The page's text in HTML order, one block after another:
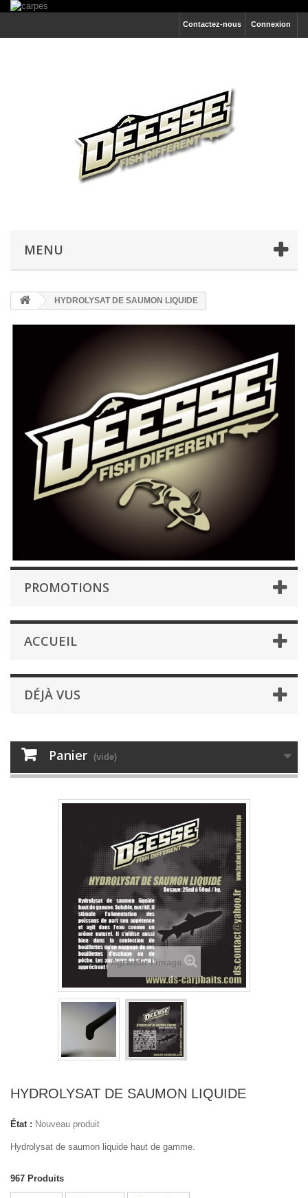
Connexion
Contactez-nous
MENU
HYDROLYSAT DE SAUMON LIQUIDE
PROMOTIONS
ACCUEIL
DÉJÀ VUS
Panier (vide)
Agrandir l'image
HYDROLYSAT DE SAUMON LIQUIDE
État : Nouveau produit
Hydrolysat de saumon liquide haut de gamme.
967 Produits